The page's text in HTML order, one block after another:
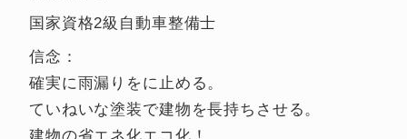
国家資格2級自動車整備士
信念：
確実に雨漏りをに止める。
ていねいな塗装で建物を長持ちさせる。